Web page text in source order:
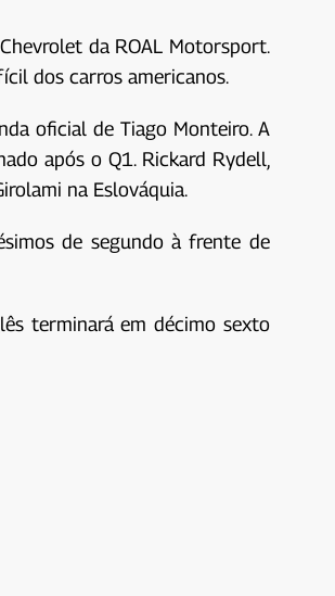
da ROAL Motorsport.
dos carros americanos.
oficial de Tiago Monteiro. A
após o Q1. Rickard Rydell,
na Eslováquia.
de segundo à frente de
terminará em décimo sexto